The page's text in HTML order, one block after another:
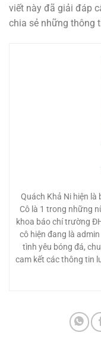
viết này đã giải đáp
chia sẻ những thông
Quách Khả Ni hiện là
Cô là 1 trong những
khoa báo chí trường
cô hiện đang là
tình yêu bóng đá,
cam kết các thông tin